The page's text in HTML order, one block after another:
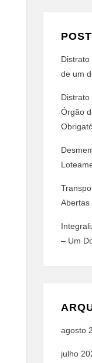
Distrato
de um
Órgão
Abertas
– Um
agosto
julho